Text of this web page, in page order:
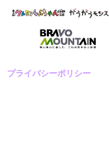
プライバシーポリシー